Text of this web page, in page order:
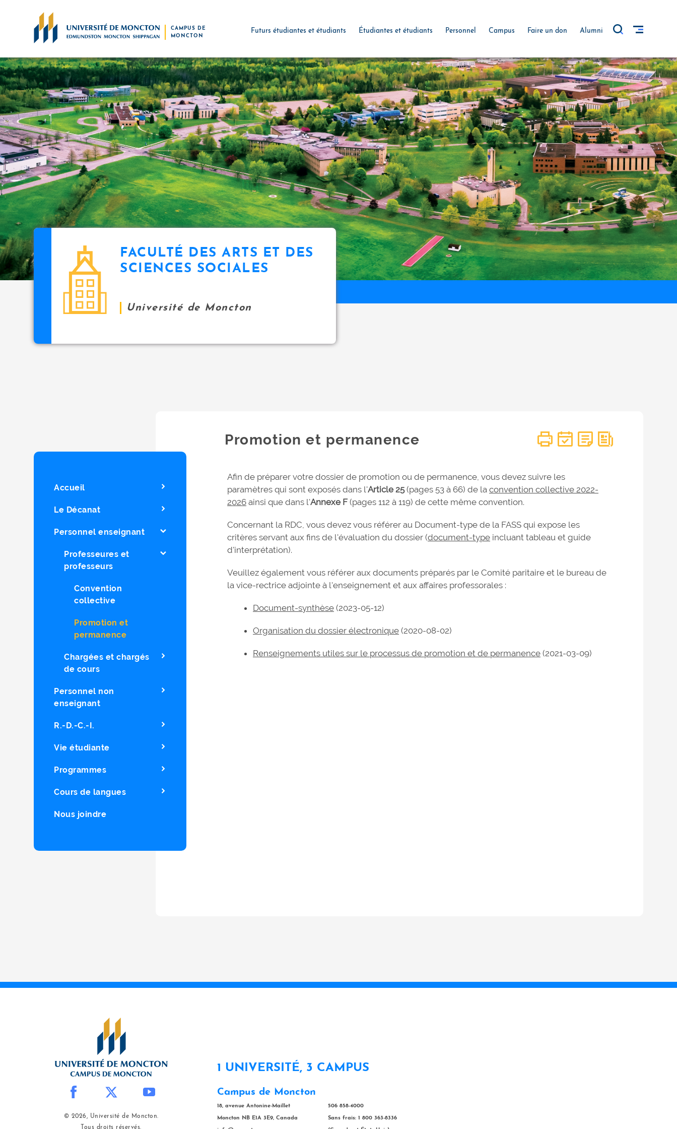
CAMPUS DE
MONCTON
Futurs étudiantes et étudiants Étudiantes et étudiants Personnel Campus Faire un don Alumni
FACULTÉ DES ARTS ET DES
SCIENCES SOCIALES
Université de Moncton
Accueil
Le Décanat
Personnel enseignant
Professeures et
professeurs
Convention
collective
Promotion et
permanence
Chargées et chargés
de cours
Personnel non
enseignant
R.-D.-C.-I.
Vie étudiante
Programmes
Cours de langues
Nous joindre
Promotion et permanence
Afin de préparer votre dossier de promotion ou de permanence, vous devez suivre les
paramètres qui sont exposés dans l'Article 25(pages 53 à 66) de laconvention collective 2022-
2026 ainsi que dans l'Annexe F (pages 112 à 119) de cette même convention.
Concernant la RDC, vous devez vous référer au Document-type de la FASS qui expose les
critères servant aux fins de l'évaluation du dossier (document-type incluant tableau et guide
d'interprétation).
Veuillez également vous référer aux documents préparés par le Comité paritaire et le bureau de
la vice-rectrice adjointe à l'enseignement et aux affaires professorales :
Document-synthèse (2023-05-12)
Organisation du dossier électronique (2020-08-02)
Renseignements utiles sur le processus de promotion et de permanence (2021-03-09)
© 2026, Université de Moncton.
Tous droits réservés.
1 UNIVERSITÉ, 3 CAMPUS
Campus de Moncton
18, avenue Antonine-Maillet
Moncton NB E1A 3E9, Canada
506 858-4000
Sans frais: 1 800 363-8336